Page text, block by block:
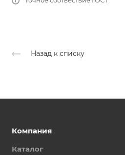
Назад к списку
Компания
Каталог